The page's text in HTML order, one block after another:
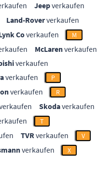
Jeepverkaufen
Land-Roververkaufen
Coverkaufen M
McLarenverkaufen
verkaufen
verkaufen P
verkaufen R
Skodaverkaufen
T
TVRverkaufen V
verkaufen X